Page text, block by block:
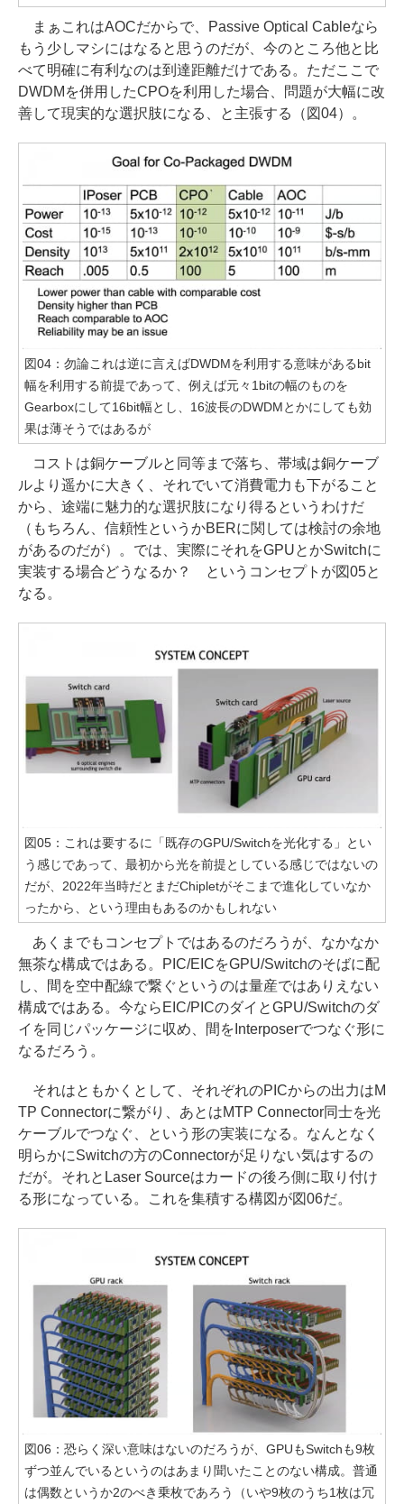
まぁこれはAOCだからで、Passive Optical Cableなら
もう少しマシにはなると思うのだが、今のところ他と比
べて明確に有利なのは到達距離だけである。ただここで
DWDMを併用したCPOを利用した場合、問題が大幅に改
善して現実的な選択肢になる、と主張する（図04）。
図04：勿論これは逆に言えばDWDMを利用する意味があるbit
幅を利用する前提であって、例えば元々1bitの幅のものを
Gearboxにして16bit幅とし、16波長のDWDMとかにしても効
果は薄そうではあるが
コストは銅ケーブルと同等まで落ち、帯域は銅ケーブ
ルより遥かに大きく、それでいて消費電力も下がること
から、途端に魅力的な選択肢になり得るというわけだ
（もちろん、信頼性というかBERに関しては検討の余地
があるのだが）。では、実際にそれをGPUとかSwitchに
実装する場合どうなるか？ というコンセプトが図05と
なる。
図05：これは要するに「既存のGPU/Switchを光化する」とい
う感じであって、最初から光を前提としている感じではないの
だが、2022年当時だとまだChipletがそこまで進化していなか
ったから、という理由もあるのかもしれない
あくまでもコンセプトではあるのだろうが、なかなか
無茶な構成ではある。PIC/EICをGPU/Switchのそばに配
し、間を空中配線で繋ぐというのは量産ではありえない
構成ではある。今ならEIC/PICのダイとGPU/Switchのダ
イを同じパッケージに収め、間をInterposerでつなぐ形に
なるだろう。
それはともかくとして、それぞれのPICからの出力はM
TP Connectorに繋がり、あとはMTP Connector同士を光
ケーブルでつなぐ、という形の実装になる。なんとなく
明らかにSwitchの方のConnectorが足りない気はするの
だが。それとLaser Sourceはカードの後ろ側に取り付け
る形になっている。これを集積する構図が図06だ。
図06：恐らく深い意味はないのだろうが、GPUもSwitchも9枚
ずつ並んでいるというのはあまり聞いたことのない構成。普通
は偶数というか2のべき乗枚であろう（いや9枚のうち1枚は冗